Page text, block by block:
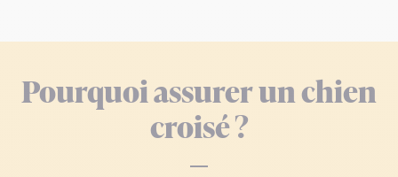
Pourquoi assurer un chien
croisé ?